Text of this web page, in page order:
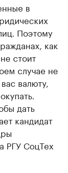
в
Поэтому
как
стоит
случае не
валюту,
дать
кандидат
РГУ СоцТех